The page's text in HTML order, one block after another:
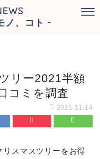
ノ、コト -
リー2021半額
コミを調査
2021-11-14
リスマスツリーをお得